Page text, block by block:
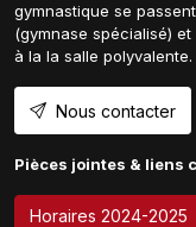
gymnastique se
(gymnase spécialisé)
à la la salle polyvalente.
Nous contacter
Pièces jointes & liens
Horaires 2024-2025